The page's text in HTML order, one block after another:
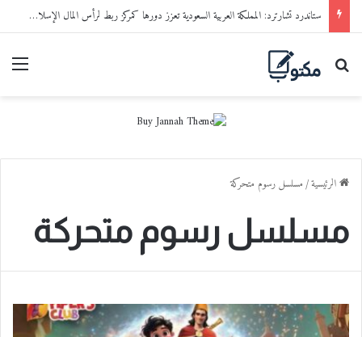
ستاندرد تشارترد: المملكة العربية السعودية تعزز دورها كمركز ربط لرأس المال الإسلامي مع الفرص الاستثمارية العالمية
بحث عن
الرئيسية/مسلسل رسوم متحركة
مسلسل رسوم متحركة